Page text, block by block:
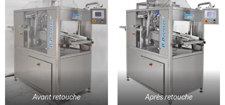
Avant retouche Après retouche